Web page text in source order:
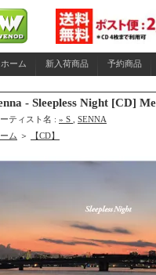
ホーム 新入荷商品 予約商品
- Sleepless Night [CD]
ティスト名 : » S
SENNA
ム ＞ 【CD】